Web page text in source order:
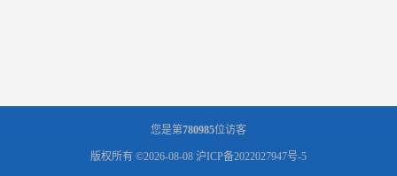
您是第780985位访客
版权所有 ©2026-08-08 沪ICP备2022027947号-5